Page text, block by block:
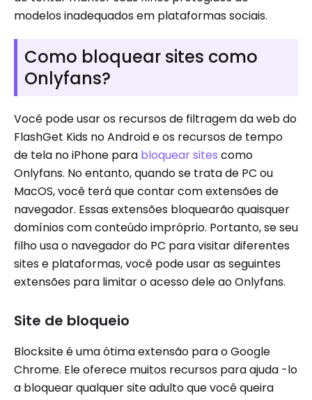
modelos inadequados em plataformas sociais.
Como bloquear sites como
Onlyfans?
Você pode usar os recursos de filtragem da web do
FlashGet Kids no Android e os recursos de tempo
de tela no iPhone para bloquear sites como
Onlyfans. No entanto, quando se trata de PC ou
MacOS, você terá que contar com extensões de
navegador. Essas extensões bloquearão quaisquer
domínios com conteúdo impróprio. Portanto, se seu
filho usa o navegador do PC para visitar diferentes
sites e plataformas, você pode usar as seguintes
extensões para limitar o acesso dele ao Onlyfans.
Site de bloqueio
Blocksite é uma ótima extensão para o Google
Chrome. Ele oferece muitos recursos para ajuda -lo
a bloquear qualquer site adulto que você queira